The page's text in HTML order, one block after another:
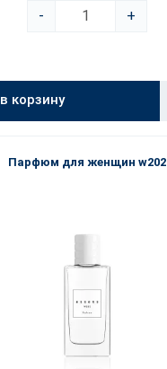
-
+
в корзину
Парфюм для женщин w202